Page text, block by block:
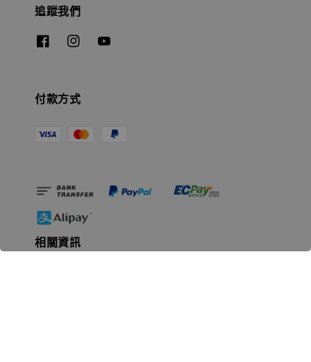
追蹤我們
付款方式
相關資訊